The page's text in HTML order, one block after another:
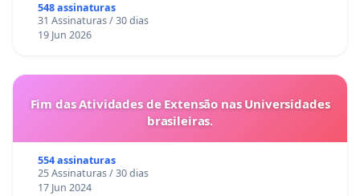
548 assinaturas
31 Assinaturas / 30 dias
19 Jun 2026
Fim das Atividades de Extensão nas Universidades
brasileiras.
554 assinaturas
25 Assinaturas / 30 dias
17 Jun 2024